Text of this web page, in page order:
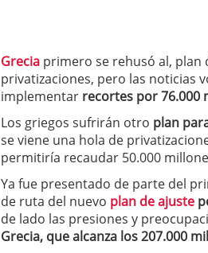
21 de
¿Cuánto cuesta un
Grecia primero se rehusó al,
privatizaciones, pero las noticias
implementar recortes por 76.000
Los griegos sufrirán otro plan
se viene una hola de
permitiría recaudar 50.000
Ya fue presentado de parte del
de ruta del nuevo plan de ajuste
de lado las presiones y
Grecia, que alcanza los 207.000